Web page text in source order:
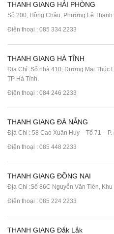
THANH GIANG HẢI PHÒNG
Số 200, Hồng Châu, Phường Lê Thanh
Điện thoại : 085 334 2233
THANH GIANG HÀ TĨNH
Địa Chỉ :Số nhà 410, Đường Mai Thúc
TP Hà Tĩnh.
Điện thoại : 084 246 2233
THANH GIANG ĐÀ NẴNG
Địa Chỉ : 58 Cao Xuân Huy – Tổ 71 –
Điện thoại : 085 448 2233
THANH GIANG ĐỒNG NAI
Địa Chỉ :Số 86C Nguyễn Văn Tiên,
Điện thoại : 085 224 2233
THANH GIANG Đắk Lắk